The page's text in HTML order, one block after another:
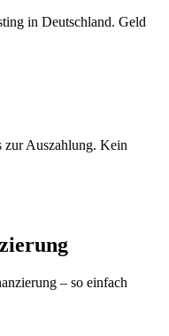
in Deutschland. Geld
zur Auszahlung. Kein
– so einfach